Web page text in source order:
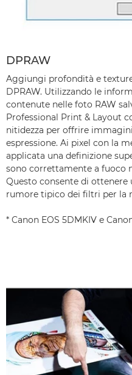
DPRAW
Aggiungi profondità e
DPRAW. Utilizzando le
contenute nelle foto RAW
Professional Print & Layout
nitidezza per offrire
espressione. Ai pixel con la
applicata una definizione
sono correttamente a fuoco
Questo consente di ottenere
rumore tipico dei filtri per la
* Canon EOS 5DMKIV e